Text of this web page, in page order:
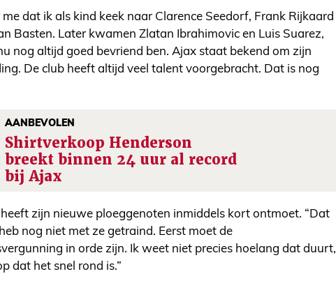
me dat ik als kind keek naar Clarence Seedorf, Frank Rijkaard
Basten. Later kwamen Zlatan Ibrahimovic en Luis Suarez,
nog altijd goed bevriend ben. Ajax staat bekend om zijn
De club heeft altijd veel talent voorgebracht. Dat is nog
AANBEVOLEN
Shirtverkoop Henderson
breekt binnen 24 uur al record
bij Ajax
zijn nieuwe ploeggenoten inmiddels kort ontmoet. “Dat
nog niet met ze getraind. Eerst moet de
in orde zijn. Ik weet niet precies hoelang dat duurt,
dat het snel rond is.”